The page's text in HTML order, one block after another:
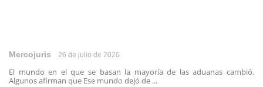
Mercojuris 26 de julio de 2026
El mundo en el que se basan la mayoría de las aduanas cambió.
Algunos afirman que Ese mundo dejó de ...